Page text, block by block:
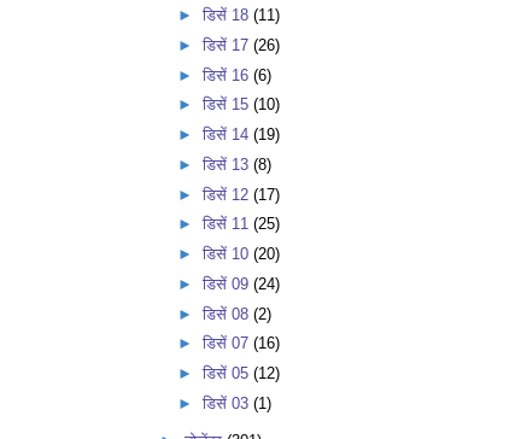
►डिसें 18(11)
►डिसें 17(26)
►डिसें 16(6)
►डिसें 15(10)
►डिसें 14(19)
►डिसें 13(8)
►डिसें 12(17)
►डिसें 11(25)
►डिसें 10(20)
►डिसें 09(24)
►डिसें 08(2)
►डिसें 07(16)
►डिसें 05(12)
►डिसें 03(1)